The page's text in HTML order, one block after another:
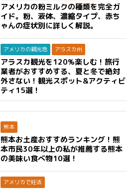
アメリカの粉ミルクの種類を完全ガ
イド。粉、液体、濃縮タイプ、赤ち
ゃんの症状別に詳しく解説。
アメリカの観光地 アラスカ州
アラスカ観光を120%楽しむ！旅行
業者がおすすめする、夏と冬で絶対
外さない！観光スポット&アクティビ
ティ15選！
熊本
熊本お土産おすすめランキング！熊
本市民30年以上の私が推薦する熊本
の美味い食べ物10選！
アメリカで妊活